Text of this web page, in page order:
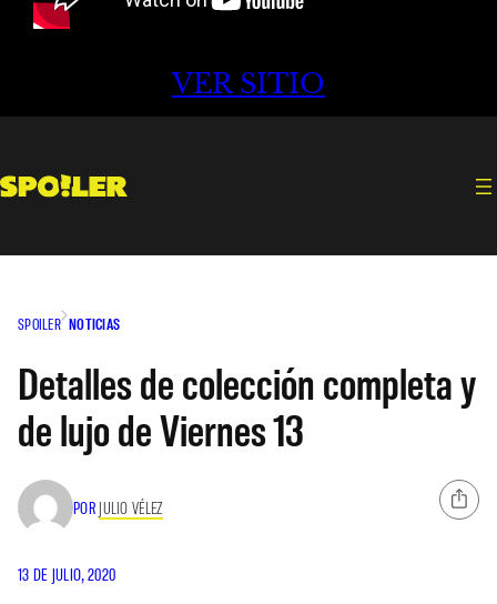
VER SITIO
SPOILER NOTICIAS
Detalles de colección completa y
de lujo de Viernes 13
POR JULIO VÉLEZ
13 DE JULIO, 2020